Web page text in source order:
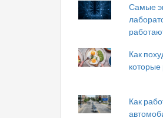
Самые
Как
Как